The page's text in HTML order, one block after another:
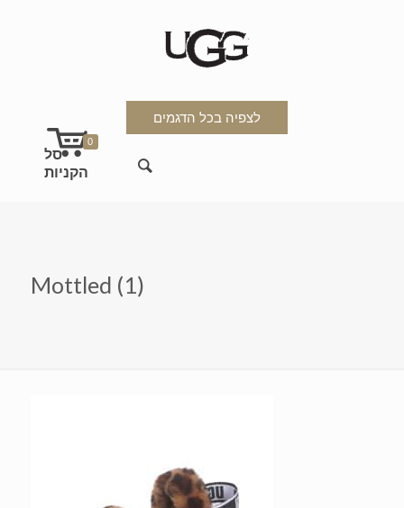
לצפיה בכל הדגמים
0
Mottled (1)